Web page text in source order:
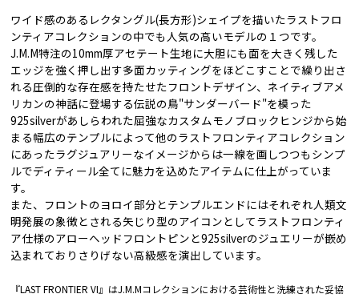
ワイド感のあるレクタングル(長方形)シェイプを描いたラストフロ
ンティアコレクションの中でも人気の高いモデルの１つです。
J.M.M特注の10mm厚アセテート生地に大胆にも面を大きく残した
エッジを強く押し出す多面カッティングをほどこすことで繰り出さ
れる圧倒的な存在感を持たせたフロントデザイン、ネイティブアメ
リカンの神話に登場する伝説の鳥"サンダーバード"を模った
925silverがあしらわれた屈強なカスタムモノブロックヒンジから始
まる幅広のテンプルによって他のラストフロンティアコレクション
にあったラグジュアリーなイメージからは一線を画しつつもシンプ
ルでディティール全てに魅力を込めたアイテムに仕上がっていま
す。
また、フロントのヨロイ部分とテンプルエンドにはそれぞれ人類文
明発展の象徴とされる矢じり型のアイコンとしてラストフロンティ
ア仕様のアローヘッドフロントピンと925silverのジュエリーが嵌め
込まれておりさりげない高級感を演出しています。
『LAST FRONTIER VI』はJ.M.Mコレクションにおける芸術性と洗練された妥協